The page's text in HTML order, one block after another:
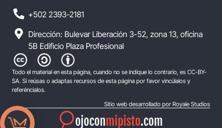
+502 2393-2181
Dirección: Bulevar Liberación 3-52, zona 13, oficina
5B Edificio Plaza Profesional
Todo el material en esta página, cuando no se indique lo contrario, es CC-BY-
SA. Si reúsas o adaptas recursos de esta página por favor vincúlalos y
referéncialos.
Sitio web desarrollado por Royale Studios